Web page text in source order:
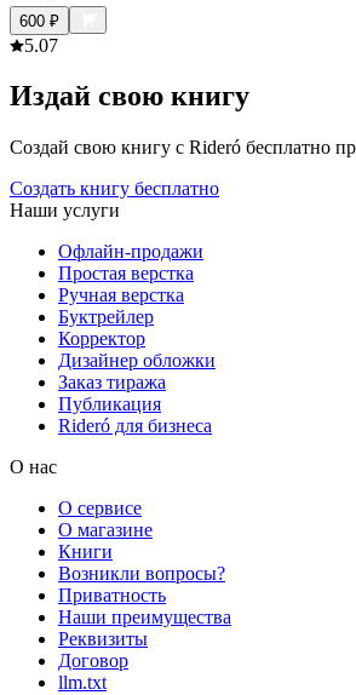
600 ₽
5.07
Издай свою книгу
Создай свою книгу с Rideró бесплатно
Создать книгу бесплатно
Наши услуги
Офлайн-продажи
Простая верстка
Ручная верстка
Буктрейлер
Корректор
Дизайнер обложки
Заказ тиража
Публикация
Rideró для бизнеса
О нас
О сервисе
О магазине
Книги
Возникли вопросы?
Приватность
Наши преимущества
Реквизиты
Договор
llm.txt